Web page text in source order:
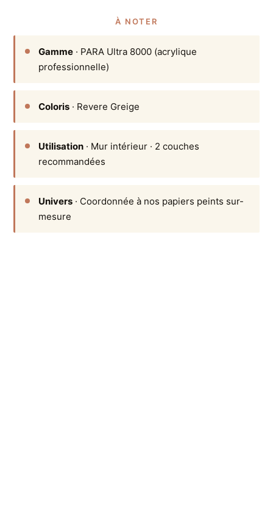
À NOTER
Gamme · PARA Ultra 8000 (acrylique
professionnelle)
Coloris · Revere Greige
Utilisation · Mur intérieur · 2 couches
recommandées
Univers · Coordonnée à nos papiers peints sur-
mesure